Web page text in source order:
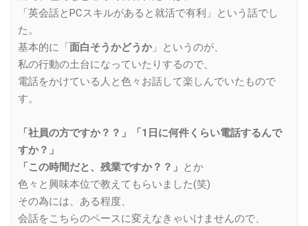
「英会話とPCスキルがあると就活で有利」という話でし
た。
基本的に「面白そうかどうか」というのが、
私の行動の土台になっていたりするので、
電話をかけている人と色々お話して楽しんでいたもので
す。
「社員の方ですか？？」「1日に何件くらい電話するんで
すか？」
「この時間だと、残業ですか？？」 とか
色々と興味本位で教えてもらいました(笑)
その為には、ある程度、
会話をこちらのペースに変えなきゃいけませんので、